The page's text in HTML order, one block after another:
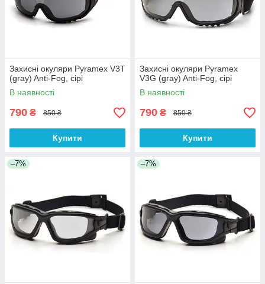
Захисні окуляри Pyramex V3T
(gray) Anti-Fog, сірі
В наявності
790 ₴ 850 ₴
Купити
Захисні окуляри Pyramex
V3G (gray) Anti-Fog, сірі
В наявності
790 ₴ 850 ₴
Купити
–7% –7%